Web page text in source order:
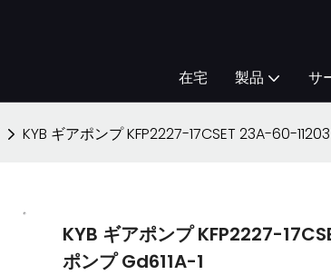
在宅 製品 サ
KYB ギアポンプ KFP2227-17CSET 23A-60-
KYB ギアポンプ KFP2227-
ポンプ Gd611A-1